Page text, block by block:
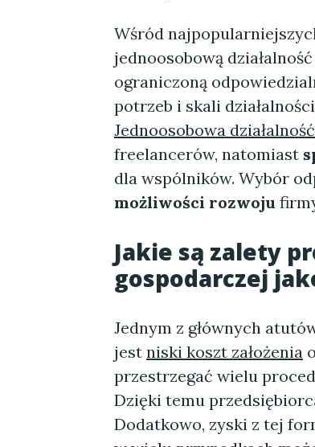
Wśród
jednoosobową
ograniczoną
potrzeb i skali
Jednoosobowa działalność
freelancerów, natomiast
dla wspólników. Wybór
możliwości rozwoju
Jakie są zalety
gospodarczej
Jednym z głównych
jest niski koszt założenia
przestrzegać wielu
Dzięki temu
Dodatkowo, zyski z tej